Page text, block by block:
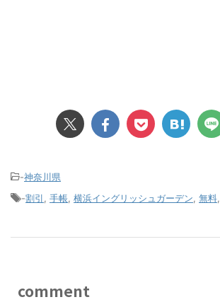
-神奈川県
-割引 手帳 横浜イングリッシュガーデン 無料
comment